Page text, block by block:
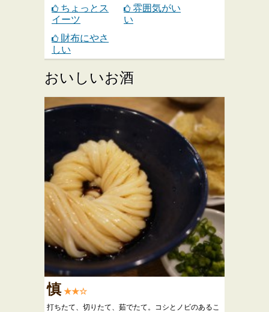
ちょっとス
イーツ
雰囲気がい
い
財布にやさ
しい
おいしいお酒
慎 ★★☆
打ちたて、切りたて、茹でたて。コシとノビのあるこ